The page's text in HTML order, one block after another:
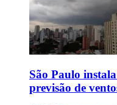
São Paulo
previsão de